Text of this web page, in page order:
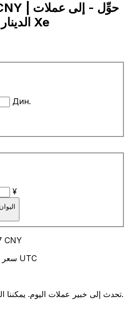
الدينار الصربي | إكس إي Xe
Дин.
¥
CNY
سعر السوق المتوسط في 06:35 UTC
تحدث إلى خبير عملات اليوم.يمكننا التفوق على أسعار المنافسين.